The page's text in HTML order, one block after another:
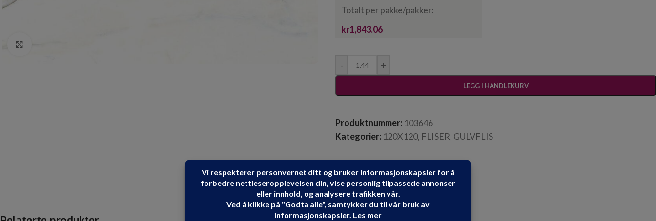
Totalt per pakke/pakker:
kr1,843.06
- +
LEGG I HANDLEKURV
Produktnummer: 103646
Kategorier: 120X120, FLISER, GULVFLIS
Share: